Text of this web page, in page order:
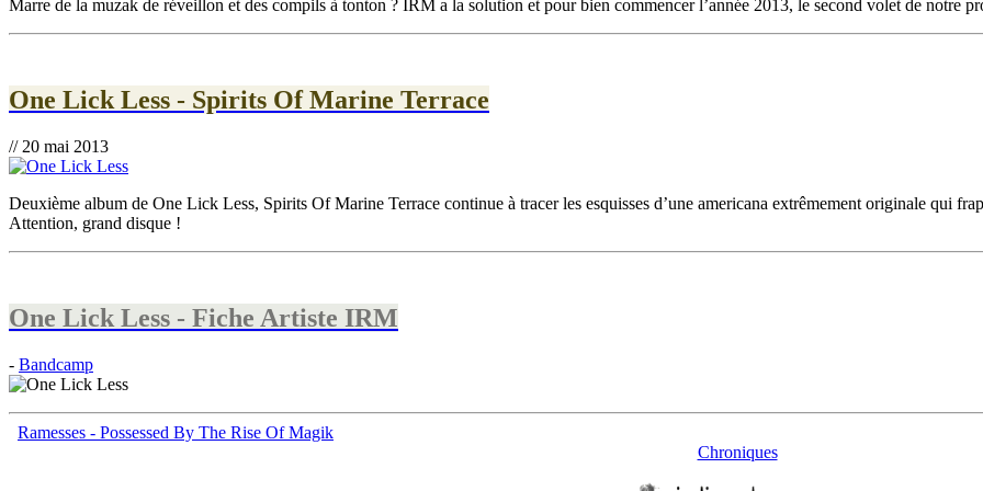
Marre de la muzak de réveillon et des compils à tonton ? IRM a la solution et pour bien commencer l’année 2013, le second volet de notre
One Lick Less - Spirits Of Marine Terrace
// 20 mai 2013
Deuxième album de One Lick Less, Spirits Of Marine Terrace continue à tracer les esquisses d’une americana extrêmement originale qui
Attention, grand disque !
One Lick Less - Fiche Artiste IRM
- Bandcamp
Ramesses - Possessed By The Rise Of Magik
Chroniques